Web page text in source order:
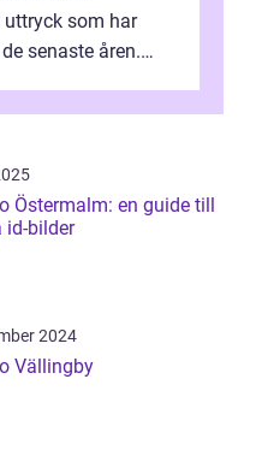
som har
senaste åren.
Östermalm: en guide till
id-bilder
2024
Vällingby